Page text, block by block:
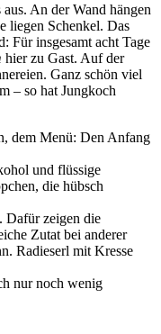
An der Wand hängen
liegen Schenkel. Das
Für insgesamt acht Tage
hier zu Gast. Auf der
Ganz schön viel
– so hat Jungkoch
dem Menü: Den Anfang
und flüssige
die hübsch
Dafür zeigen die
Zutat bei anderer
Radieserl mit Kresse
nur noch wenig